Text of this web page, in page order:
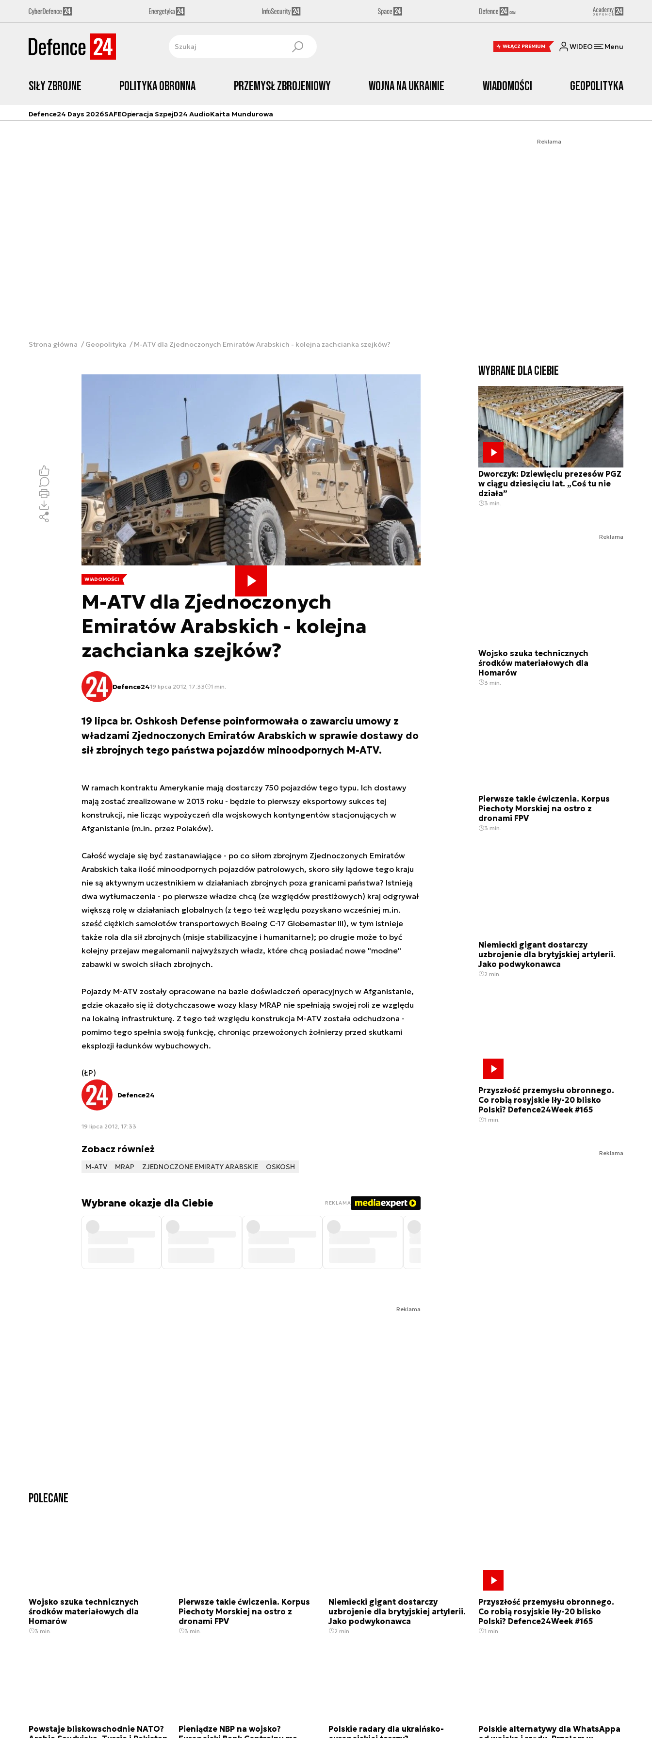
WŁĄCZ PREMIUM WIDEO Menu
Siły zbrojne Polityka obronna Przemysł Zbrojeniowy Wojna na Ukrainie Wiadomości Geopolityka
Defence24 Days 2026SAFEOperacja SzpejD24 AudioKarta Mundurowa
Reklama
Strona główna Geopolityka M-ATV dla Zjednoczonych Emiratów Arabskich - kolejna zachcianka szejków?
WIADOMOŚCI
M-ATV dla Zjednoczonych
Emiratów Arabskich - kolejna
zachcianka szejków?
Defence2419 lipca 2012, 17:33 1 min.
19 lipca br. Oshkosh Defense poinformowała o zawarciu umowy z
władzami Zjednoczonych Emiratów Arabskich w sprawie dostawy do
sił zbrojnych tego państwa pojazdów minoodpornych M-ATV.
W ramach kontraktu Amerykanie mają dostarczy 750 pojazdów tego typu. Ich dostawy
mają zostać zrealizowane w 2013 roku - będzie to pierwszy eksportowy sukces tej
konstrukcji, nie licząc wypożyczeń dla wojskowych kontyngentów stacjonujących w
Afganistanie (m.in. przez Polaków).
Całość wydaje się być zastanawiające - po co siłom zbrojnym Zjednoczonych Emiratów
Arabskich taka ilość minoodpornych pojazdów patrolowych, skoro siły lądowe tego kraju
nie są aktywnym uczestnikiem w działaniach zbrojnych poza granicami państwa? Istnieją
dwa wytłumaczenia - po pierwsze władze chcą (ze względów prestiżowych) kraj odgrywał
większą rolę w działaniach globalnych (z tego też względu pozyskano wcześniej m.in.
sześć ciężkich samolotów transportowych Boeing C-17 Globemaster III), w tym istnieje
także rola dla sił zbrojnych (misje stabilizacyjne i humanitarne); po drugie może to być
kolejny przejaw megalomanii najwyższych władz, które chcą posiadać nowe "modne"
zabawki w swoich siłach zbrojnych.
Pojazdy M-ATV zostały opracowane na bazie doświadczeń operacyjnych w Afganistanie,
gdzie okazało się iż dotychczasowe wozy klasy MRAP nie spełniają swojej roli ze względu
na lokalną infrastrukturę. Z tego też względu konstrukcja M-ATV została odchudzona -
pomimo tego spełnia swoją funkcję, chroniąc przewożonych żołnierzy przed skutkami
eksplozji ładunków wybuchowych.
(ŁP)
Defence24
19 lipca 2012, 17:33
Zobacz również
M-ATV MRAP ZJEDNOCZONE EMIRATY ARABSKIE OSKOSH
Wybrane okazje dla Ciebie REKLAMA
Reklama
Wybrane dla Ciebie
Dworczyk: Dziewięciu prezesów PGZ
w ciągu dziesięciu lat. „Coś tu nie
działa”
3 min.
Reklama
Wojsko szuka technicznych
środków materiałowych dla
Homarów
3 min.
Pierwsze takie ćwiczenia. Korpus
Piechoty Morskiej na ostro z
dronami FPV
3 min.
Niemiecki gigant dostarczy
uzbrojenie dla brytyjskiej artylerii.
Jako podwykonawca
2 min.
Przyszłość przemysłu obronnego.
Co robią rosyjskie Iły-20 blisko
Polski? Defence24Week #165
1 min.
Reklama
Polecane
Wojsko szuka technicznych
środków materiałowych dla
Homarów
3 min.
Pierwsze takie ćwiczenia. Korpus
Piechoty Morskiej na ostro z
dronami FPV
3 min.
Niemiecki gigant dostarczy
uzbrojenie dla brytyjskiej artylerii.
Jako podwykonawca
2 min.
Przyszłość przemysłu obronnego.
Co robią rosyjskie Iły-20 blisko
Polski? Defence24Week #165
1 min.
Powstaje bliskowschodnie NATO?
Pieniądze NBP na wojsko?
Polskie radary dla ukraińsko-
Polskie alternatywy dla WhatsAppa